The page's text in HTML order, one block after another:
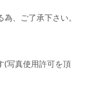
、ご了承下さい。
(写真使用許可を頂